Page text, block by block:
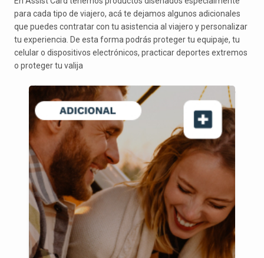
para cada tipo de viajero, acá te dejamos algunos adicionales
que puedes contratar con tu asistencia al viajero y personalizar
tu experiencia. De esta forma podrás proteger tu equipaje, tu
celular o dispositivos electrónicos, practicar deportes extremos
o proteger tu valija